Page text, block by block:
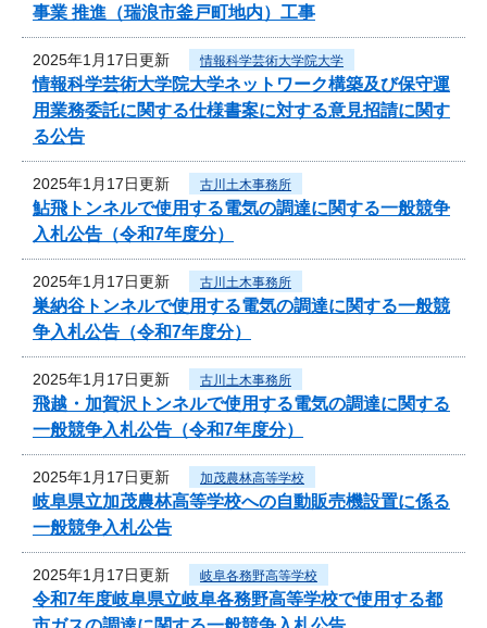
事業 推進（瑞浪市釜戸町地内）工事
2025年1月17日更新 情報科学芸術大学院大学
情報科学芸術大学院大学ネットワーク構築及び保守運
用業務委託に関する仕様書案に対する意見招請に関す
る公告
2025年1月17日更新 古川土木事務所
鮎飛トンネルで使用する電気の調達に関する一般競争
入札公告（令和7年度分）
2025年1月17日更新 古川土木事務所
巣納谷トンネルで使用する電気の調達に関する一般競
争入札公告（令和7年度分）
2025年1月17日更新 古川土木事務所
飛越・加賀沢トンネルで使用する電気の調達に関する
一般競争入札公告（令和7年度分）
2025年1月17日更新 加茂農林高等学校
岐阜県立加茂農林高等学校への自動販売機設置に係る
一般競争入札公告
2025年1月17日更新 岐阜各務野高等学校
令和7年度岐阜県立岐阜各務野高等学校で使用する都